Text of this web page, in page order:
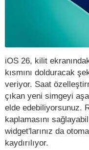
iOS 26, kilit
kısmını dolduracak
veriyor. Saat
çıkan yeni simgeyi
elde edebiliyorsunuz.
kaplamasını
widget'larınız da
kaydırılıyor.